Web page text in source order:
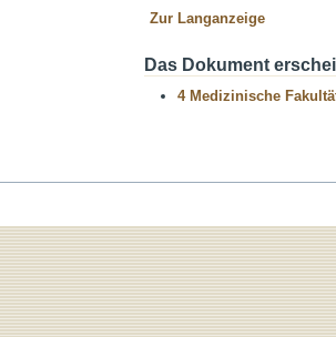
Zur Langanzeige
Das Dokument
4 Medizinische